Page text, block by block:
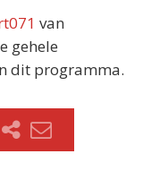
van
gehele
dit programma.